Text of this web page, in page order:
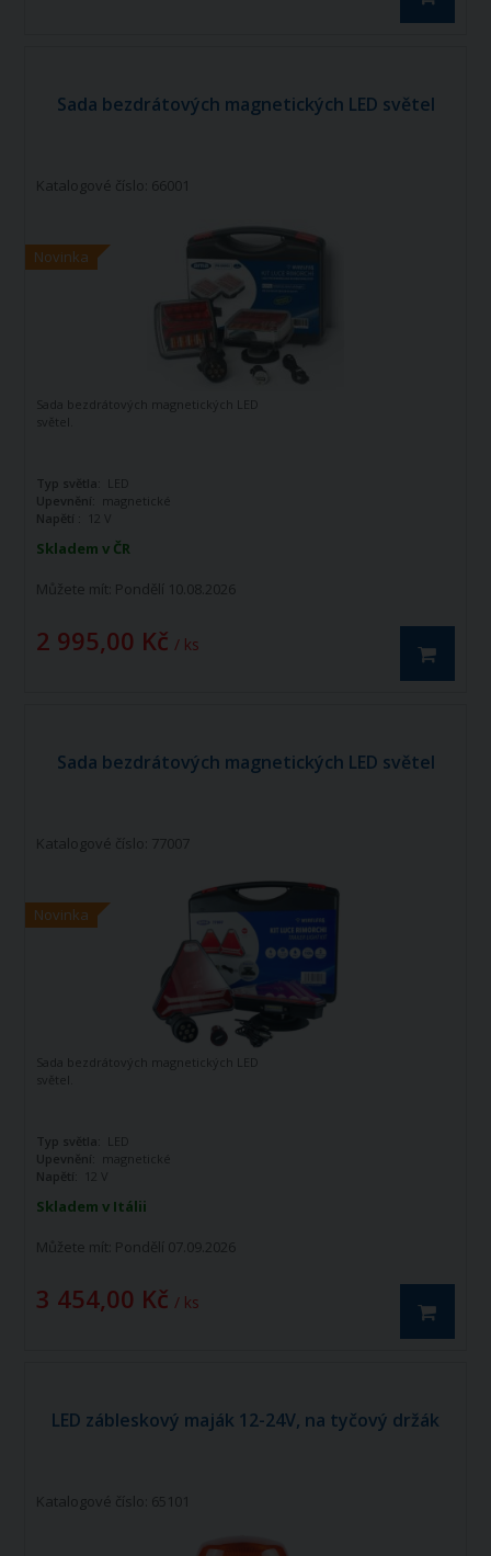
Sada bezdrátových magnetických LED světel
Novinka
Katalogové číslo: 66001
Skladem v ČR
Můžete mít: Pondělí 10.08.2026
2 995,00 Kč / ks
Sada bezdrátových magnetických LED
světel.
Typ světla: LED
Upevnění: magnetické
Napětí :
12 V
Sada bezdrátových magnetických LED světel
Novinka
Katalogové číslo: 77007
Skladem v Itálii
Můžete mít: Pondělí 07.09.2026
3 454,00 Kč / ks
Sada bezdrátových magnetických LED
světel.
Typ světla: LED
Upevnění: magnetické
Napětí:
12 V
LED zábleskový maják 12-24V, na tyčový držák
Katalogové číslo: 65101